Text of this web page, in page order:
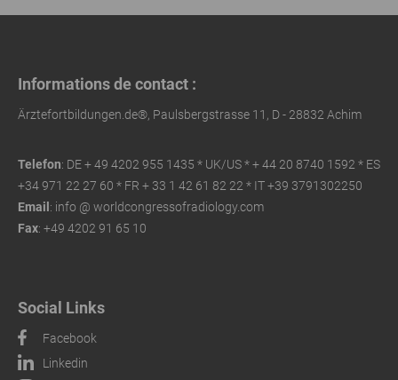
Informations de contact :
Ärztefortbildungen.de®, Paulsbergstrasse 11, D - 28832 Achim
Telefon: DE + 49 4202 955 1435 * UK/US *+ 44 20 8740 1592 * ES
+34 971 22 27 60 * FR + 33 1 42 61 82 22 * IT +39 3791302250
Email : info @ worldcongressofradiology.com
Fax: +49 4202 91 65 10
Social Links
Facebook
Linkedin